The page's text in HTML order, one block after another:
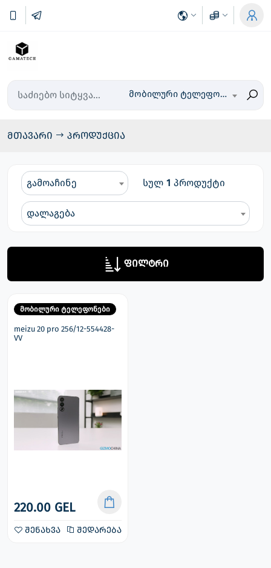
მობილური ტელეფონები
მთავარი პროდუქცია
გამოაჩინე სულ 1 პროდუქტი
დალაგება
ფილტრი
მობილური ტელეფონები
meizu 20 pro 256/12-554428-
VV
220.00 GEL
შენახვა შედარება